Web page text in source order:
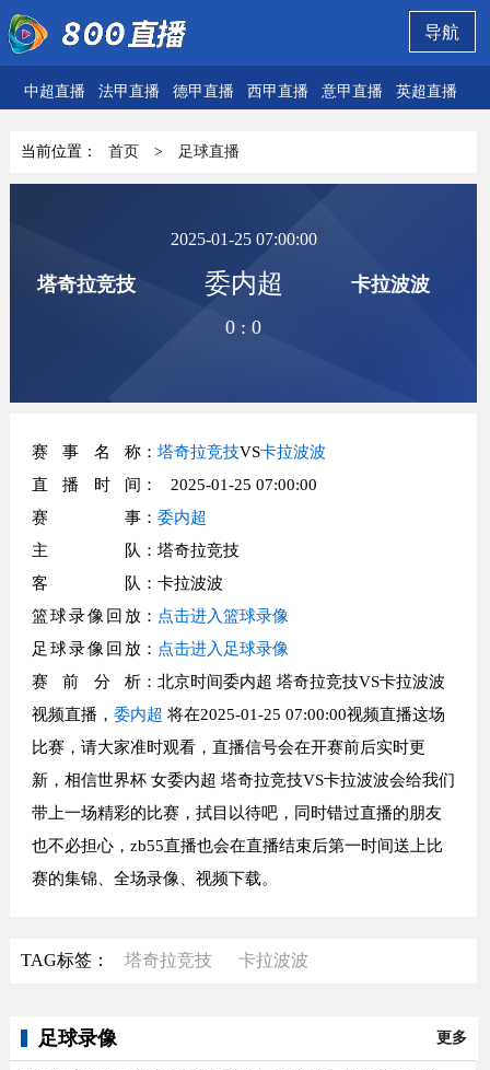
导航
中超直播 法甲直播 德甲直播 西甲直播 意甲直播 英超直播
当前位置： 首页 > 足球直播
塔奇拉竞技
2025-01-25 07:00:00
委内超
0 :0
卡拉波波
赛事名称： 塔奇拉竞技VS卡拉波波
直播时间 ： 2025-01-25 07:00:00
赛事： 委内超
主队 ：塔奇拉竞技
客队 ：卡拉波波
篮球录像回放： 点击进入篮球录像
足球录像回放： 点击进入足球录像
赛前分析：北京时间委内超 塔奇拉竞技VS卡拉波波
视频直播， 委内超 将在2025-01-25 07:00:00视频直播这场
比赛，请大家准时观看，直播信号会在开赛前后实时更
新，相信世界杯 女委内超 塔奇拉竞技VS卡拉波波会给我们
带上一场精彩的比赛，拭目以待吧，同时错过直播的朋友
也不必担心，zb55直播也会在直播结束后第一时间送上比
赛的集锦、全场录像、视频下载。
TAG标签： 塔奇拉竞技 卡拉波波
足球录像 更多